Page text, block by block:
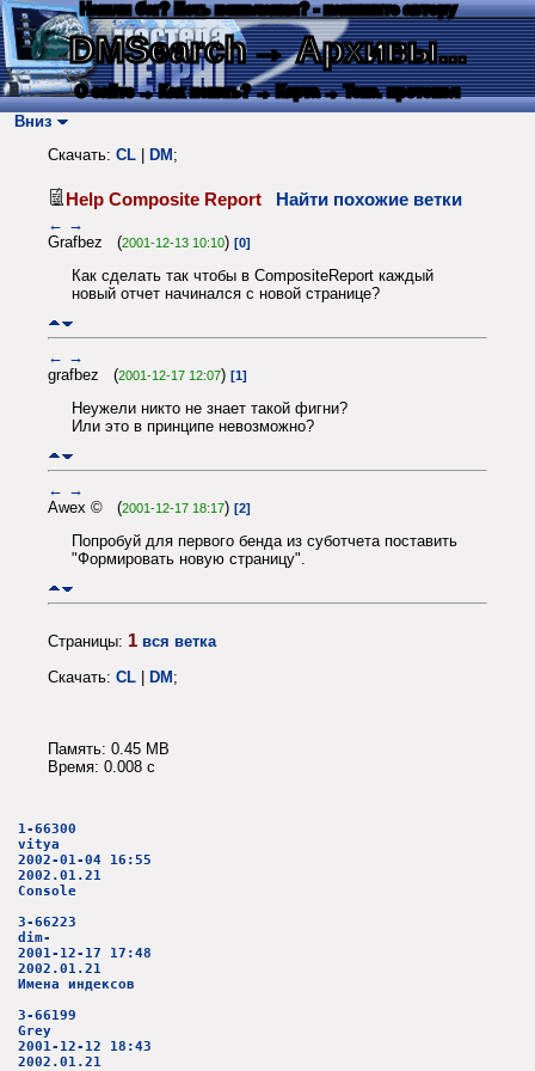
Нашли баг? Есть пожелания? - напишите автору
DMSearch→ Архивы...
О сайте → Как искать? → Карта → Текс. протокол
Вниз
Скачать: CL DM ;
Help Composite Report Найти похожие ветки
← →
Grafbez (2001-12-13 10:10) [0]
Как сделать так чтобы в CompositeReport каждый
новый отчет начинался с новой странице?
← →
grafbez (2001-12-17 12:07) [1]
Неужели никто не знает такой фигни?
Или это в принципе невозможно?
← →
Awex © (2001-12-17 18:17) [2]
Попробуй для первого бенда из суботчета поставить
"Формировать новую страницу".
Страницы: 1 вся ветка
Скачать: CL | DM;
Память: 0.45 MB
Время: 0.008 c
1-66300
vitya
2002-01-04 16:55
2002.01.21
Console
3-66223
dim-
2001-12-17 17:48
2002.01.21
Имена индексов
3-66199
Grey
2001-12-12 18:43
2002.01.21